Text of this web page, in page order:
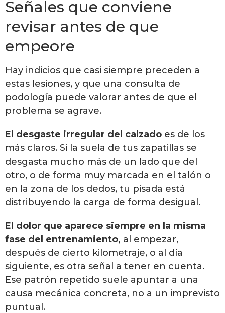
Señales que conviene
revisar antes de que
empeore
Hay indicios que casi siempre preceden a
estas lesiones, y que una consulta de
podología puede valorar antes de que el
problema se agrave.
El desgaste irregular del calzado es de los
más claros. Si la suela de tus zapatillas se
desgasta mucho más de un lado que del
otro, o de forma muy marcada en el talón o
en la zona de los dedos, tu pisada está
distribuyendo la carga de forma desigual.
El dolor que aparece siempre en la misma
fase del entrenamiento, al empezar,
después de cierto kilometraje, o al día
siguiente, es otra señal a tener en cuenta.
Ese patrón repetido suele apuntar a una
causa mecánica concreta, no a un imprevisto
puntual.